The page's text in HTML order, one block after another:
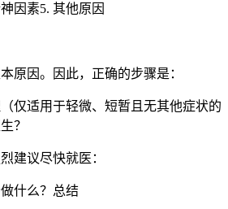
因素5. 其他原因
原因。因此，正确的步骤是：
仅适用于轻微、短暂且无其他症状的
？
建议尽快就医：
什么？总结